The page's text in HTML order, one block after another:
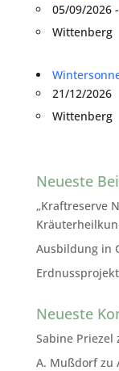
05/09/2026
Wittenberg
21/12/2026
Wittenberg
Neueste
„Kraftreserve
Ausbildung in
Erdnussprojekt
Neueste
Sabine Priezel
A. Mußdorfzu